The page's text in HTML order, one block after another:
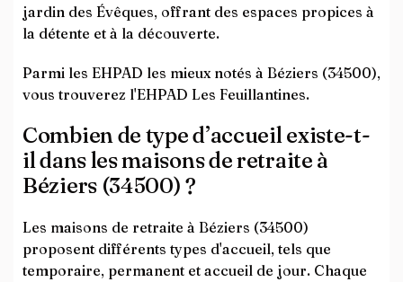
jardin des Évêques, offrant des espaces propices à
la détente et à la découverte.
Parmi les EHPAD les mieux notés à Béziers (34500),
vous trouverez l'EHPAD Les Feuillantines.
Combien de type d’accueil existe-t-
il dans les maisons de retraite à
Béziers (34500) ?
Les maisons de retraite à Béziers (34500)
proposent différents types d'accueil, tels que
temporaire, permanent et accueil de jour. Chaque